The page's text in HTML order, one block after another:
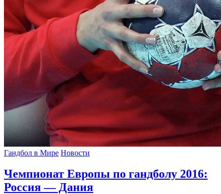
Гандбол в Мире Новости
Чемпионат Европы по гандболу 2016:
Россия — Дания